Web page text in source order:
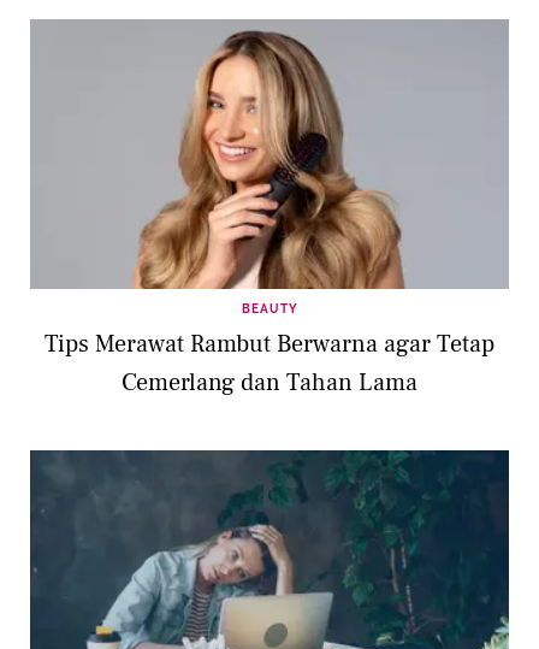
BEAUTY
Tips Merawat Rambut Berwarna agar Tetap
Cemerlang dan Tahan Lama